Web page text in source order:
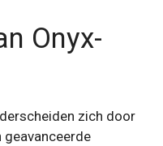
Onyx-
zich door
geavanceerde